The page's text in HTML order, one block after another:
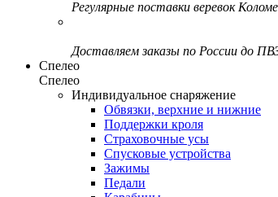
Регулярные поставки веревок
Доставляем заказы по России до
Спелео
Спелео
Индивидуальное снаряжение
Обвязки, верхние и нижние
Поддержки кроля
Страховочные усы
Спусковые устройства
Зажимы
Педали